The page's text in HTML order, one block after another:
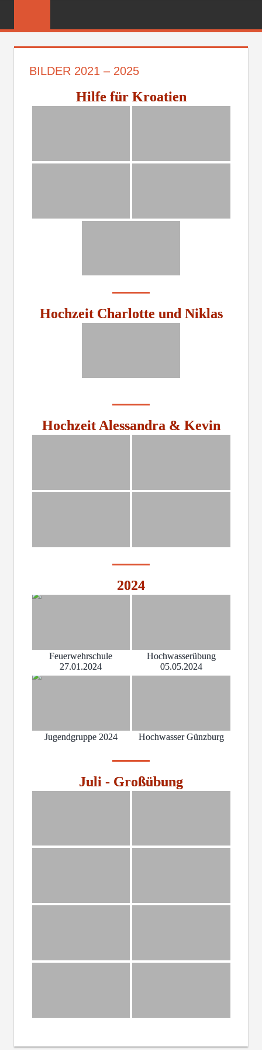
FEUERWEHR
BILDER 2021 – 2025
Hilfe für Kroatien
Hochzeit Charlotte und Niklas
Hochzeit Alessandra & Kevin
2024
Feuerwehrschule
27.01.2024
Hochwasserübung
05.05.2024
Jugendgruppe 2024 Hochwasser Günzburg
Juli - Großübung